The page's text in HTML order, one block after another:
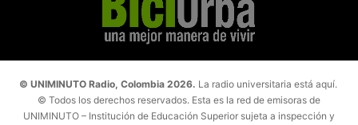
© UNIMINUTO Radio, Colombia 2026. La radio universitaria está aquí.
© Todos los derechos reservados. Esta es la red de emisoras de
UNIMINUTO – Institución de Educación Superior sujeta a inspección y